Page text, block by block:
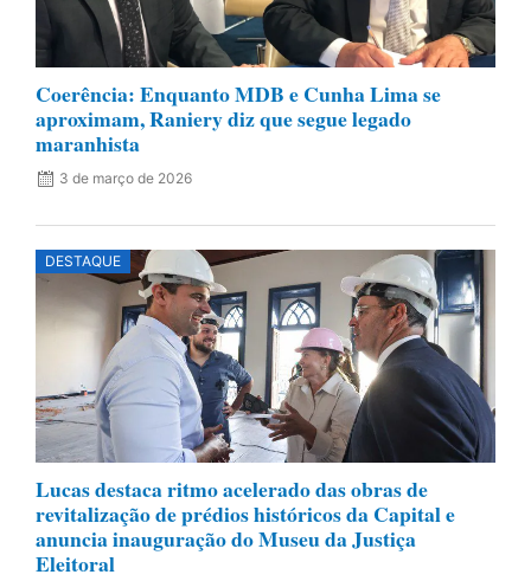
Coerência: Enquanto MDB e Cunha Lima se
aproximam, Raniery diz que segue legado
maranhista
3 de março de 2026
DESTAQUE
Lucas destaca ritmo acelerado das obras de
revitalização de prédios históricos da Capital e
anuncia inauguração do Museu da Justiça
Eleitoral